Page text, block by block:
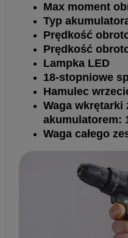
Max moment
Typ
Prędkość
Prędkość
Lampka LED
18-stopniowe
Hamulec
Waga wkrętarki
akumulatorem:
Waga całego